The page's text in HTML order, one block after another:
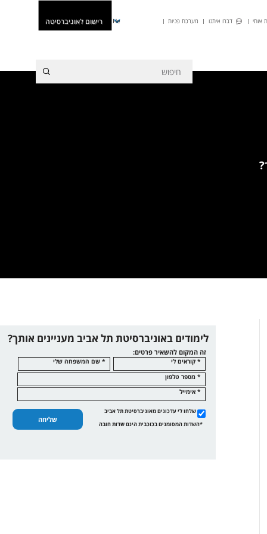
אותי דברו איתנו מערכת פניות He רישום לאוניברסיטה
לימודים באוניברסיטת תל אביב מעניינים אותך?
זה המקום להשאיר פרטים:
* קוראים לי
* שם המשפחה שלי
* מספר טלפון
* אימייל
שלחו לי עדכונים מאוניברסיטת תל אביב
שליחה
*השדות המסומנים בכוכבית הינם שדות חובה